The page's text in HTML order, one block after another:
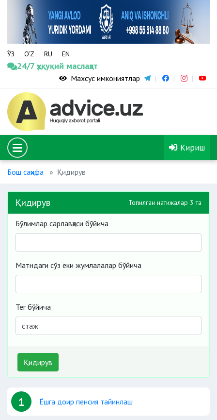
ЎЗ O‘Z RU EN
24/7 ҳуқуқий маслаҳат
Махсус имкониятлар
Кириш
Бош саҳифа Қидирув
Қидирув Топилган натижалар 3 та
Бўлимлар сарлавҳаси бўйича
Матндаги сўз ёки жумлалалар бўйича
Тег бўйича
Қидирув
1 Ёшга доир пенсия тайинлаш